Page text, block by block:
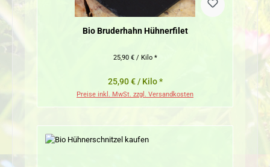
Bio Bruderhahn Hühnerfilet
25,90 € / Kilo *
25,90 € / Kilo *
Preise inkl. MwSt. zzgl. Versandkosten